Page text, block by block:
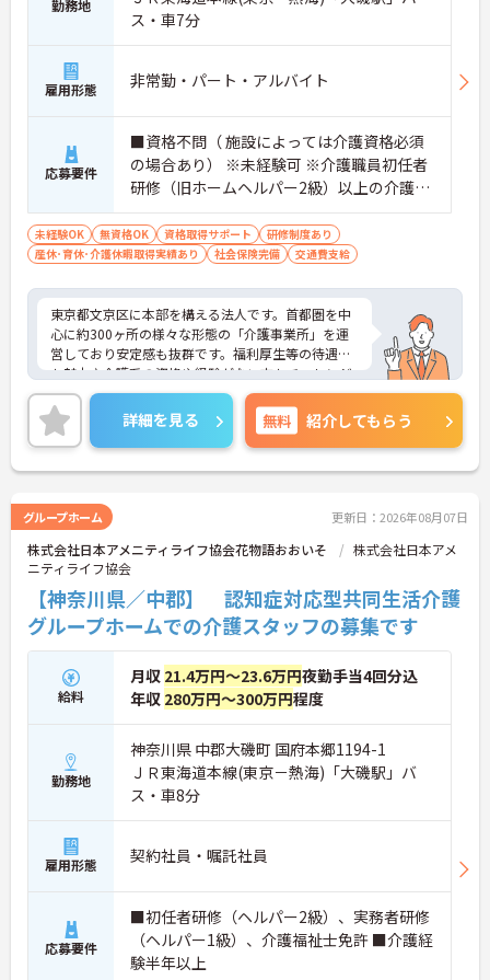
勤務地
ス・車7分
雇用形態 非常勤・パート・アルバイト
応募要件
■資格不問（ 施設によっては介護資格必須
の場合あり） ※未経験可 ※介護職員初任者
研修（旧ホームヘルパー2級）以上の介護資
格をお持ちの方優遇
未経験OK 無資格OK 資格取得サポート
研修制度あり
産休･育休･介護休暇取得実績あり
社会保険完備 交通費支給
東京都文京区に本部を構える法人です。首都圏を中
心に約300ヶ所の様々な形態の「介護事業所」を運
営しており安定感も抜群です。福利厚生等の待遇面
も魅力♪介護系の資格や経験がない方もチャレンジ
OK◎資格取得支援もあり働きながらスキルアップも
目指します。ご興味ある方には、面接対策ポイント
など、さらに詳細をお話しいたしますのでお気軽に
ご相談ください！
詳細を見る 無料 紹介してもらう
グループホーム 更新日：2026年08月07日
株式会社日本アメニティライフ協会花物語おおいそ
株式会社日本アメ
ニティライフ協会
【神奈川県／中郡】 認知症対応型共同生活介護
グループホームでの介護スタッフの募集です
給料
月収 21.4万円～23.6万円夜勤手当4回分込
年収 280万円～300万円程度
勤務地
神奈川県 中郡大磯町 国府本郷1194-1
ＪＲ東海道本線(東京－熱海)「大磯駅」バ
ス・車8分
雇用形態 契約社員・嘱託社員
応募要件
■初任者研修（ヘルパー2級）、実務者研修
（ヘルパー1級）、介護福祉士免許 ■介護経
験半年以上